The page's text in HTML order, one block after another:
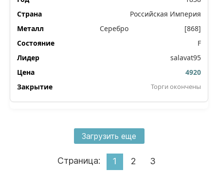
Российская Империя
Серебро
[868]
F
salavat95
4920
Торги окончены
Загрузить еще
Страница: 1 2 3